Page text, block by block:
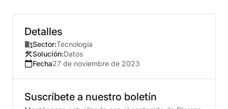
Detalles
Sector:Tecnología
Solución:Datos
Fecha27 de noviembre de 2023
Suscríbete a nuestro boletín